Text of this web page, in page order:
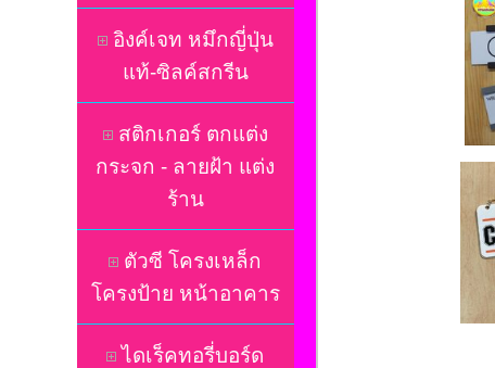
อิงค์เจท หมึกญี่ปุ่น
แท้-ซิลค์สกรีน
สติกเกอร์ ตกแต่ง
กระจก - ลายฝ้า แต่ง
ร้าน
ตัวซี โครงเหล็ก
โครงป้าย หน้าอาคาร
ไดเร็คทอรี่บอร์ด